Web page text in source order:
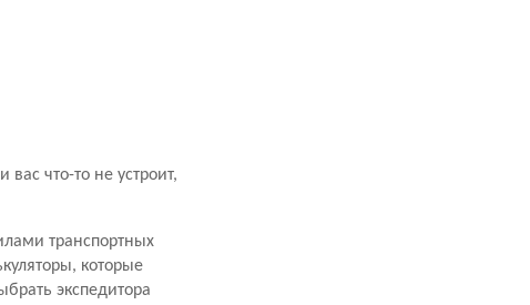
что-то не устроит,
транспортных
которые
экспедитора